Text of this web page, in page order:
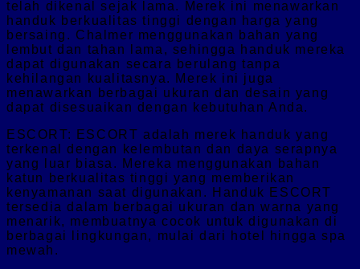
telah dikenal sejak lama. Merek ini menawarkan
handuk berkualitas tinggi dengan harga yang
bersaing. Chalmer menggunakan bahan yang
lembut dan tahan lama, sehingga handuk mereka
dapat digunakan secara berulang tanpa
kehilangan kualitasnya. Merek ini juga
menawarkan berbagai ukuran dan desain yang
dapat disesuaikan dengan kebutuhan Anda.
ESCORT: ESCORT adalah merek handuk yang
terkenal dengan kelembutan dan daya serapnya
yang luar biasa. Mereka menggunakan bahan
katun berkualitas tinggi yang memberikan
kenyamanan saat digunakan. Handuk ESCORT
tersedia dalam berbagai ukuran dan warna yang
menarik, membuatnya cocok untuk digunakan di
berbagai lingkungan, mulai dari hotel hingga spa
mewah.